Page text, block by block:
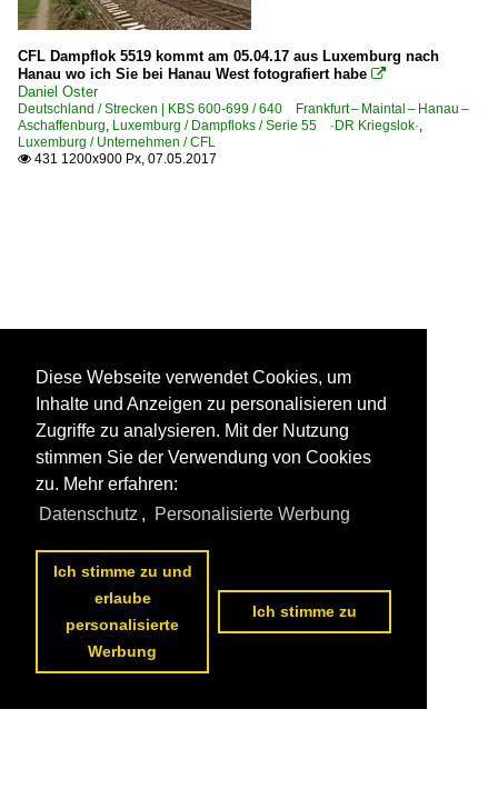
CFL Dampflok 5519 kommt am 05.04.17 aus Luxemburg nach
Hanau wo ich Sie bei Hanau West fotografiert habe 
Daniel Oster
Deutschland / Strecken | KBS 600-699 / 640 Frankfurt – Maintal – Hanau –
Aschaffenburg, Luxemburg / Dampfloks / Serie 55 ·DR Kriegslok·,
Luxemburg / Unternehmen / CFL
 431 1200x900 Px, 07.05.2017
Diese Webseite verwendet Cookies, um
Inhalte und Anzeigen zu personalisieren und
Zugriffe zu analysieren. Mit der Nutzung
stimmen Sie der Verwendung von Cookies
zu. Mehr erfahren:
Datenschutz , Personalisierte Werbung
Ich stimme zu und
erlaube
personalisierte
Werbung
Ich stimme zu